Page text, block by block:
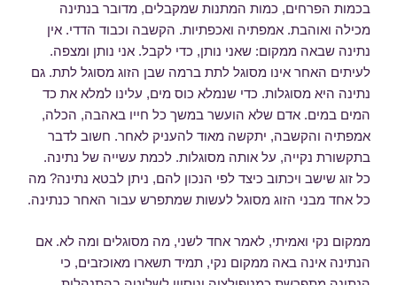
בכמות הפרחים, כמות המתנות שמקבלים, מדובר בנתינה
מכילה ואוהבת. אמפתיה ואכפתיות. הקשבה וכבוד הדדי. אין
נתינה שבאה ממקום: שאני נותן, כדי לקבל. אני נותן ומצפה.
לעיתים האחר אינו מסוגל לתת ברמה שבן הזוג מסוגל לתת. גם
נתינה היא מסוגלות. כדי שנמלא כוס מים, עלינו למלא את כד
המים במים. אדם שלא הועשר במשך כל חייו באהבה, הכלה,
אמפתיה והקשבה, יתקשה מאוד להעניק לאחר. חשוב לדבר
בתקשורת נקייה, על אותה מסוגלות. לכמת עשייה של נתינה.
כל זוג שישב ויכתוב כיצד לפי הנכון להם, ניתן לבטא נתינה? מה
כל אחד מבני הזוג מסוגל לעשות שמתפרש עבור האחר כנתינה.
ממקום נקי ואמיתי, לאמר אחד לשני, מה מסוגלים ומה לא. אם
הנתינה אינה באה ממקום נקי, תמיד תשארו מאוכזבים, כי